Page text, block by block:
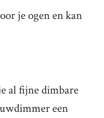
je ogen en kan
al fijne dimbare
een